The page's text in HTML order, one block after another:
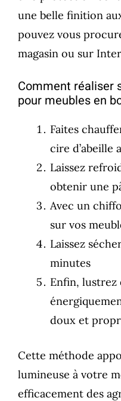
une belle finition
pouvez vous
magasin ou sur
Comment réaliser
pour meubles en
Faites
cire d’abeille
Laissez
obtenir une
Avec un
sur vos
Laissez
minutes
Enfin,
doux et
Cette méthode
lumineuse à votre
efficacement des